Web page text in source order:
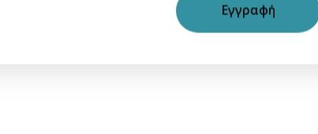
Innovate UK Futurebuild
Εγγραφή